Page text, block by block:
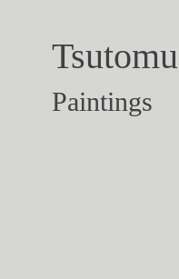
Tsutomu
Paintings